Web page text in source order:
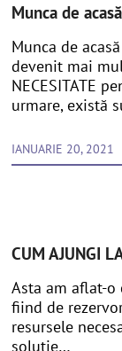
Munca de
Munca de
devenit mai
NECESITATE
urmare, există
IANUARIE 20, 2021
CUM AJUNGI
Asta am aflat-o
fiind de
resursele
solutie…